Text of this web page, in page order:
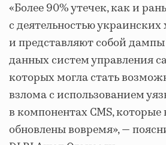
«Более 90% утечек, как и
с деятельностью украинских
и представляют собой дампы
данных систем управления
которых могла стать
взлома с использованием
в компонентах CMS, которые
обновлены вовремя», —